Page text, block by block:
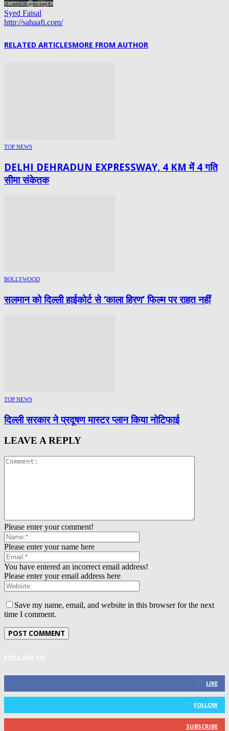
Syed Faisal
http://sahaafi.com/
RELATED ARTICLESMORE FROM AUTHOR
TOP NEWS
DELHI DEHRADUN EXPRESSWAY, 4 KM में 4 गति
सीमा संकेतक
BOLLYWOOD
सलमान को दिल्ली हाईकोर्ट से ‘काला हिरण’ फिल्म पर राहत नहीं
TOP NEWS
दिल्ली सरकार ने प्रदूषण मास्टर प्लान किया नोटिफाई
LEAVE A REPLY
Please enter your comment!
Please enter your name here
You have entered an incorrect email address!
Please enter your email address here
Save my name, email, and website in this browser for the next
time I comment.
FOLLOW US
LIKE
FOLLOW
SUBSCRIBE